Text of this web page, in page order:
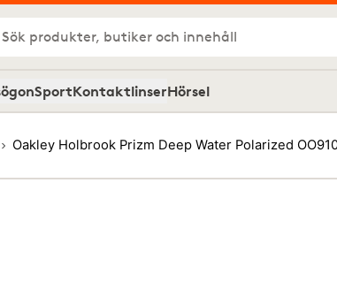
Sök produkter, butiker och innehåll
SportKontaktlinserHörsel
Oakley Holbrook Prizm Deep Water Polarized